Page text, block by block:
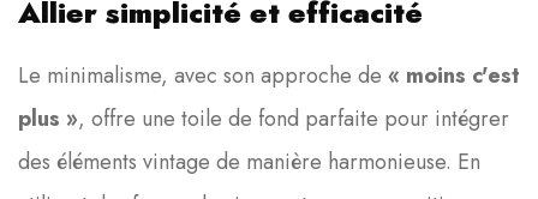
Allier simplicité et efficacité
Le minimalisme, avec son approche de « moins c'est
plus », offre une toile de fond parfaite pour intégrer
des éléments vintage de manière harmonieuse. En